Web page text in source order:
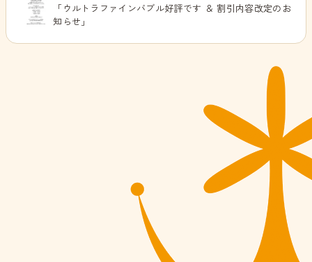
「ウルトラファインバブル好評です ＆ 割引内容改定のお
知らせ」